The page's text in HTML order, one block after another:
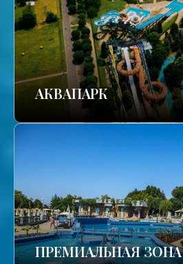
АКВАПАРК
ПРЕМИАЛЬНАЯ ЗОНА